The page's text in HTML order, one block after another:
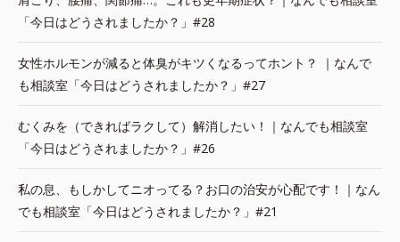
「今日はどうされましたか？」#28
女性ホルモンが減ると体臭がキツくなるってホント？ ｜なんで
も相談室「今日はどうされましたか？」#27
むくみを（できればラクして）解消したい！｜なんでも相談室
「今日はどうされましたか？」#26
私の息、もしかしてニオってる？お口の治安が心配です！｜なん
でも相談室「今日はどうされましたか？」#21